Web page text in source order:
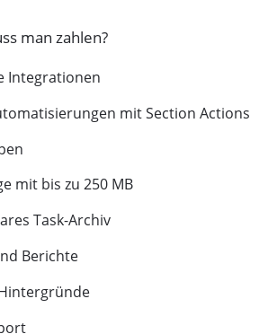
man zahlen?
Integrationen
mit Section Actions
mit bis zu 250 MB
Task-Archiv
Berichte